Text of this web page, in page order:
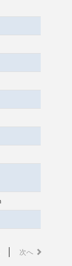
次へ